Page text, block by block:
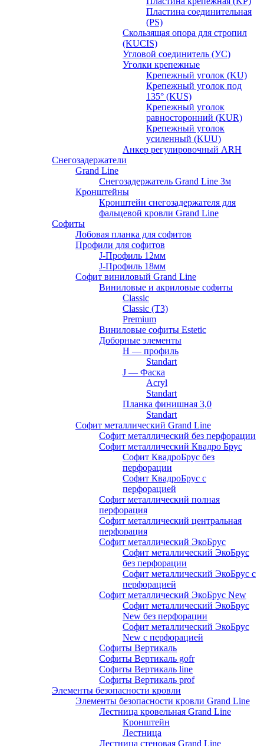
Пластина соединительная
(PS)
Скользящая опора для стропил
(KUCIS)
Угловой соединитель (УС)
Уголки крепежныe
Крепежный уголок (KU)
Крепежный уголок под
135° (KUS)
Крепежный уголок
равносторонний (KUR)
Крепежный уголок
усиленный (KUU)
Анкер регулировочный ARH
Снегозадержатели
Grand Line
Снегозадержатель Grand Line 3м
Кронштейны
Кронштейн снегозадержателя для
фальцевой кровли Grand Line
Софиты
Лобовая планка для софитов
Профили для софитов
J-Профиль 12мм
J-Профиль 18мм
Софит виниловый Grand Line
Виниловые и акриловые софиты
Classic
Classic (T3)
Premium
Виниловые софиты Estetic
Доборные элементы
H — профиль
Standart
J — Фаска
Acryl
Standart
Планка финишная 3,0
Standart
Софит металлический Grand Line
Софит металлический без перфорации
Софит металлический Квадро Брус
Софит КвадроБрус без
перфорации
Софит КвадроБрус с
перфорацией
Софит металлический полная
перфорация
Софит металлический центральная
перфорация
Софит металлический ЭкоБрус
Софит металлический ЭкоБрус
без перфорации
Софит металлический ЭкоБрус с
перфорацией
Софит металлический ЭкоБрус New
Софит металлический ЭкоБрус
New без перфорации
Софит металлический ЭкоБрус
New с перфорацией
Софиты Вертикаль
Софиты Вертикаль gofr
Софиты Вертикаль line
Софиты Вертикаль prof
Элементы безопасности кровли
Элементы безопасности кровли Grand Line
Лестница кровельная Grand Line
Кронштейн
Лестница
Лестница стеновая Grand Line